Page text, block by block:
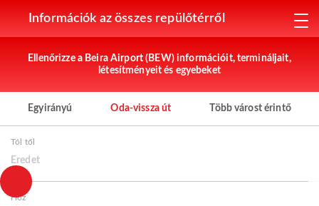
Információk az összes repülőtérről
Ellenőrizze a Beira Airport (BEW) információit, termináljait,
létesítményeit és egyebeket
Egyirányú Oda-vissza út Több várost érintő
Tól től
Eredet
Hoz